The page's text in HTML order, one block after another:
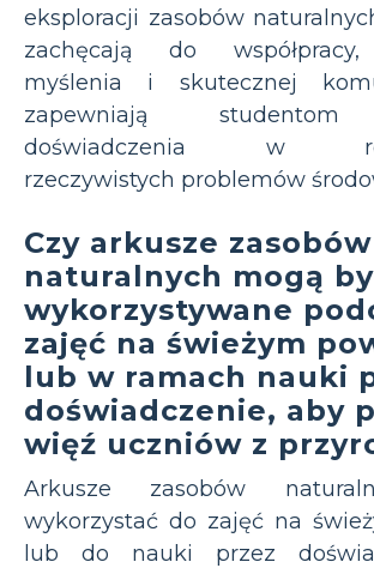
eksploracji zasobów
zachęcają do współpracy,
myślenia i skutecznej
zapewniają studentom
doświadczenia w
rzeczywistych problemów
Czy arkusze zasobów
naturalnych mogą
wykorzystywane
zajęć na świeżym
lub w ramach nauki
doświadczenie, aby
więź uczniów z
Arkusze zasobów
wykorzystać do zajęć na
lub do nauki przez